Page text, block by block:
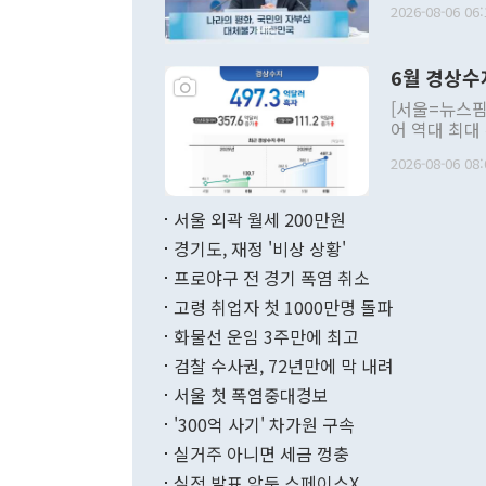
발언 중에는
주의적 희망
관의 대북
관 부처 장
관의 무리한
다. [정동영 통일부 장관이 지난달 23일 오후 서울 종로구 정부서울청사에
무너졌다고
함께 4자 대
2026-08-06
6월 경상
[서울=뉴스
어 역대 최
료=한국은행] 한국은행이 6일 발표한 '2026년 6월 국제수지(잠정)'
며 월간 기
196.9% 급
수출은
2026-08-06
서울 외곽 월세 200만원
경기도, 재정 '비상 상황'
프로야구 전 경기 폭염 취소
고령 취업자 첫 1000만명 돌파
화물선 운임 3주만에 최고
검찰 수사권, 72년만에 막 내려
서울 첫 폭염중대경보
'300억 사기' 차가원 구속
실거주 아니면 세금 껑충